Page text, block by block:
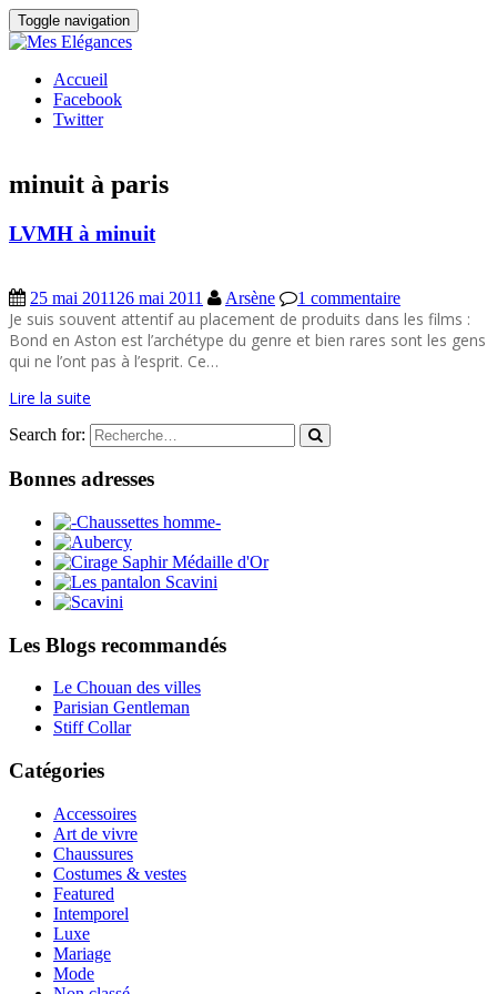
Toggle navigation
Accueil
Facebook
Twitter
minuit à paris
LVMH à minuit
25 mai 2011 26 mai 2011 Arsène 1 commentaire
Je suis souvent attentif au placement de produits dans les films :
Bond en Aston est l’archétype du genre et bien rares sont les gens
qui ne l’ont pas à l’esprit. Ce…
Lire la suite
Search for:
Bonnes adresses
Les Blogs recommandés
Le Chouan des villes
Parisian Gentleman
Stiff Collar
Catégories
Accessoires
Art de vivre
Chaussures
Costumes & vestes
Featured
Intemporel
Luxe
Mariage
Mode